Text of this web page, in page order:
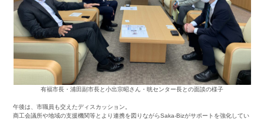
有福市長・浦田副市長と小出宗昭さん・晄センター長との面談の様子
午後は、市職員も交えたディスカッション。
商工会議所や地域の支援機関等とより連携を図りながらSaka-Bizがサポートを強化してい